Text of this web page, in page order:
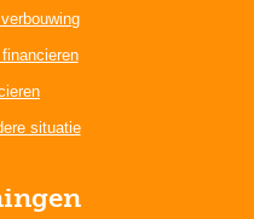
situatie